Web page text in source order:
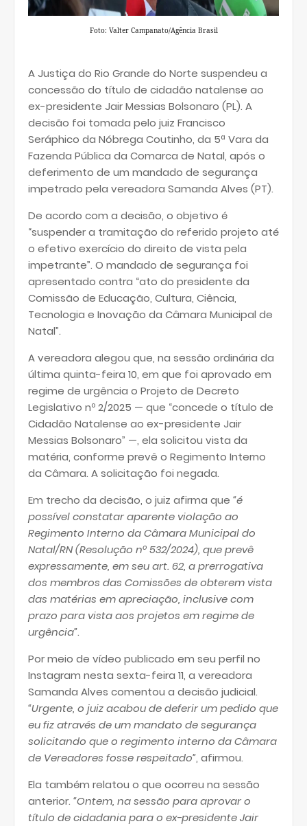
Foto: Valter Campanato/Agência Brasil
A Justiça do Rio Grande do Norte suspendeu a
concessão do título de cidadão natalense ao
ex-presidente Jair Messias Bolsonaro (PL). A
decisão foi tomada pelo juiz Francisco
Seráphico da Nóbrega Coutinho, da 5ª Vara da
Fazenda Pública da Comarca de Natal, após o
deferimento de um mandado de segurança
impetrado pela vereadora Samanda Alves (PT).
De acordo com a decisão, o objetivo é
“suspender a tramitação do referido projeto até
o efetivo exercício do direito de vista pela
impetrante”. O mandado de segurança foi
apresentado contra “ato do presidente da
Comissão de Educação, Cultura, Ciência,
Tecnologia e Inovação da Câmara Municipal de
Natal”.
A vereadora alegou que, na sessão ordinária da
última quinta-feira 10, em que foi aprovado em
regime de urgência o Projeto de Decreto
Legislativo nº 2/2025 — que “concede o título de
Cidadão Natalense ao ex-presidente Jair
Messias Bolsonaro” —, ela solicitou vista da
matéria, conforme prevê o Regimento Interno
da Câmara. A solicitação foi negada.
Em trecho da decisão, o juiz afirma que “é
possível constatar aparente violação ao
Regimento Interno da Câmara Municipal do
Natal/RN (Resolução nº 532/2024), que prevê
expressamente, em seu art. 62, a prerrogativa
dos membros das Comissões de obterem vista
das matérias em apreciação, inclusive com
prazo para vista aos projetos em regime de
urgência”.
Por meio de vídeo publicado em seu perfil no
Instagram nesta sexta-feira 11, a vereadora
Samanda Alves comentou a decisão judicial.
“Urgente, o juiz acabou de deferir um pedido que
eu fiz através de um mandato de segurança
solicitando que o regimento interno da Câmara
de Vereadores fosse respeitado”, afirmou.
Ela também relatou o que ocorreu na sessão
anterior. “Ontem, na sessão para aprovar o
título de cidadania para o ex-presidente Jair